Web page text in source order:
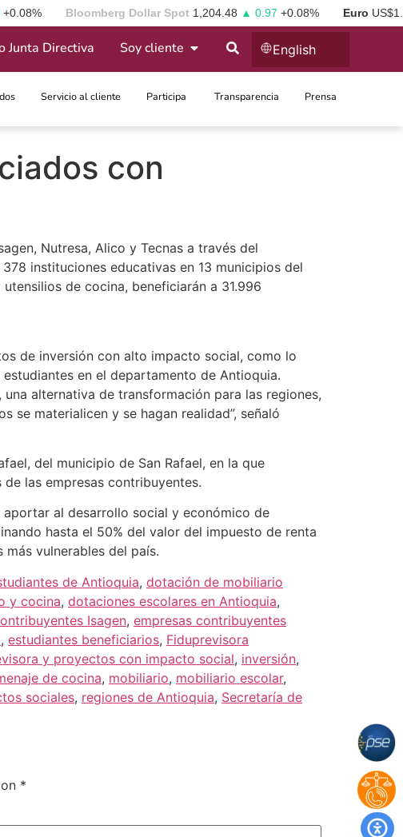
+0.08% Bloomberg Dollar Spot 1,204.48 ▲ 0.97 +0.08% Euro
Junta Directiva Soy cliente English
Servicio al cliente Participa ​ Transparencia Prensa
con
Nutresa, Alico y Tecnas a través del
instituciones educativas en 13 municipios del
de cocina, beneficiarán a 31.996
de inversión con alto impacto social, como lo
en el departamento de Antioquia.
alternativa de transformación para las regiones,
se materialicen y se hagan realidad”, señaló
del municipio de San Rafael, en la que
las empresas contribuyentes.
al desarrollo social y económico de
hasta el 50% del valor del impuesto de renta
vulnerables del país.
de Antioquia, dotación de mobiliario
y cocina, dotaciones escolares en Antioquia,
Isagen, empresas contribuyentes
, estudiantes beneficiarios, Fiduprevisora
y proyectos con impacto social, inversión,
de cocina, mobiliario, mobiliario escolar,
sociales, regiones de Antioquia, Secretaría de
*